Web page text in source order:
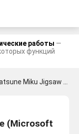
работы —
функций
Miku Jigsaw Puzzle
(Microsoft